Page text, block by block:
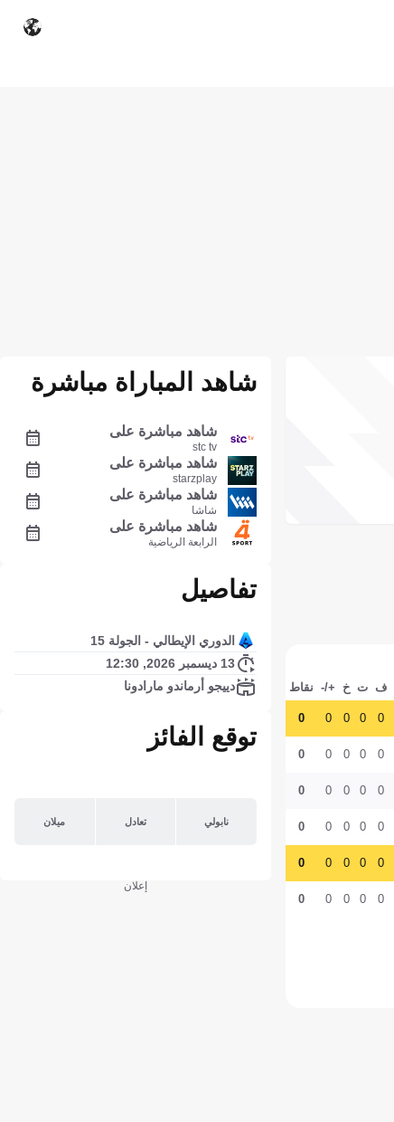
ف ت خ +/- نقاط
0
0
0
0
0
0
0
0
0
0
0
0
0
0
0
0
0
0
0
0
0
0
0
0
0
0
0
0
0
0
شاهد المباراة مباشرة
شاهد مباشرة على
stc tv
شاهد مباشرة على
starzplay
شاهد مباشرة على
شاشا
شاهد مباشرة على
الرابعة الرياضية
تفاصيل
الدوري الإيطالي - الجولة 15
13 ديسمبر 2026, 12:30
دييجو أرماندو مارادونا
توقع الفائز
نابولي تعادل ميلان
إعلان